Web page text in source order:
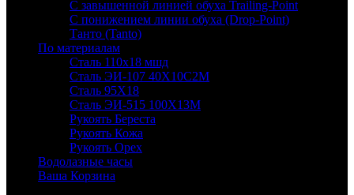
С завышенной линией обуха Trailing-Point
С понижением линии обуха (Drop-Point)
Танто (Tanto)
По материалам
Сталь 110х18 мшд
Сталь ЭИ-107 40Х10С2М
Сталь 95Х18
Сталь ЭИ-515 100Х13М
Рукоять Береста
Рукоять Кожа
Рукоять Орех
Водолазные часы
Ваша Корзина